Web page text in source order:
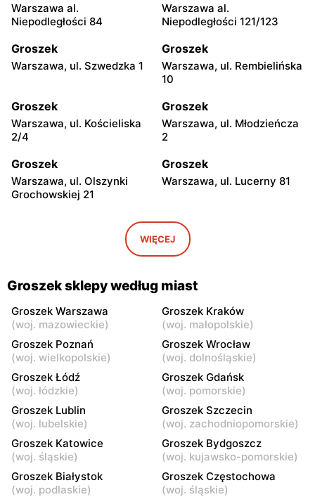
Warszawa al.
Niepodległości 84
Warszawa al.
Niepodległości 121/123
Groszek
Warszawa, ul. Szwedzka 1
Groszek
Warszawa, ul. Rembielińska
10
Groszek
Warszawa, ul. Kościeliska
2/4
Groszek
Warszawa, ul. Młodzieńcza
2
Groszek
Warszawa, ul. Olszynki
Grochowskiej 21
Groszek
Warszawa, ul. Lucerny 81
Warszawa, ul. Myśliborska
Groszek
Warszawa, ul. Grawerska 5
Groszek
Babice Nowe, ul.
Warszawska 278
Groszek
Wieruchowska 157
Warszawa al. Dzieci
Polskich 9
Warszawa, ul. Zasadowa 52
Groszek
Zamienie, ul. Waniliowa
1/80
Groszek
Pruszków, ul. Zdziarska 26
Groszek
Łomianki Dolne, ul. Wiślana
32E
Groszek
Łomianki, ul. Warszawska
280
WIĘCEJ
Groszek sklepy według miast
Groszek Warszawa
(woj. mazowieckie)
Groszek Kraków
(woj. małopolskie)
Groszek Poznań
(woj. wielkopolskie)
Groszek Wrocław
(woj. dolnośląskie)
Groszek Łódź
(woj. łódzkie)
Groszek Gdańsk
(woj. pomorskie)
Groszek Lublin
(woj. lubelskie)
Groszek Szczecin
(woj. zachodniopomorskie)
Groszek Katowice
(woj. śląskie)
Groszek Bydgoszcz
(woj. kujawsko-pomorskie)
Groszek Białystok
(woj. podlaskie)
Groszek Częstochowa
(woj. śląskie)